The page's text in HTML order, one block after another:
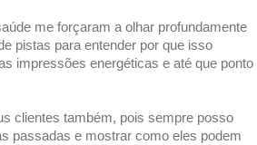
me forçaram a olhar profundamente
pistas para entender por que isso
impressões energéticas e até que ponto
clientes também, pois sempre posso
passadas e mostrar como eles podem